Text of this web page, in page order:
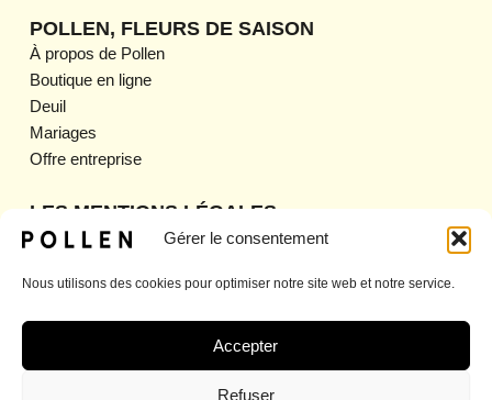
Gérer le consentement
Nous utilisons des cookies pour optimiser notre site web et notre service.
Accepter
Refuser
s
t
a
g
a
m
c
e
b
o
k
POLLEN, FLEURS DE SAISON
À propos de Pollen
Boutique en ligne
Deuil
Mariages
Offre entreprise
LES MENTIONS LÉGALES
Mentions légales
CGU
Politique de retour et de remboursement
Politique d’expédition